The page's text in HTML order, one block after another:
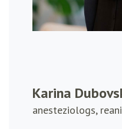
Karina
anesteziologs,